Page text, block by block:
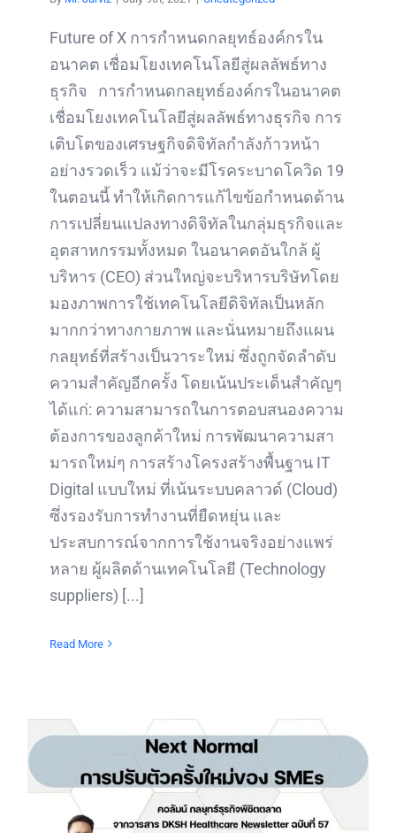
Future of X การกำหนดกลยุทธ์องค์กรใน
อนาคต เชื่อมโยงเทคโนโลยีสู่ผลลัพธ์ทาง
ธุรกิจ การกำหนดกลยุทธ์องค์กรในอนาคต
เชื่อมโยงเทคโนโลยีสู่ผลลัพธ์ทางธุรกิจ การ
เติบโตของเศรษฐกิจดิจิทัลกำลังก้าวหน้า
อย่างรวดเร็ว แม้ว่าจะมีโรคระบาดโควิด 19
ในตอนนี้ ทำให้เกิดการแก้ไขข้อกำหนดด้าน
การเปลี่ยนแปลงทางดิจิทัลในกลุ่มธุรกิจและ
อุตสาหกรรมทั้งหมด ในอนาคตอันใกล้ ผู้
บริหาร (CEO) ส่วนใหญ่จะบริหารบริษัทโดย
มองภาพการใช้เทคโนโลยีดิจิทัลเป็นหลัก
มากกว่าทางกายภาพ และนั่นหมายถึงแผน
กลยุทธ์ที่สร้างเป็นวาระใหม่ ซึ่งถูกจัดลำดับ
ความสำคัญอีกครั้ง โดยเน้นประเด็นสำคัญๆ
ได้แก่: ความสามารถในการตอบสนองความ
ต้องการของลูกค้าใหม่ การพัฒนาความสา
มารถใหม่ๆ การสร้างโครงสร้างพื้นฐาน IT
Digital แบบใหม่ ที่เน้นระบบคลาวด์ (Cloud)
ซึ่งรองรับการทำงานที่ยืดหยุ่น และ
ประสบการณ์จากการใช้งานจริงอย่างแพร่
หลาย ผู้ผลิตด้านเทคโนโลยี (Technology
suppliers) [...]
Read More